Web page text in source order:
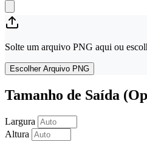
Solte um arquivo PNG aqui ou
Escolher Arquivo PNG
Tamanho de Saída
Largura
Altura